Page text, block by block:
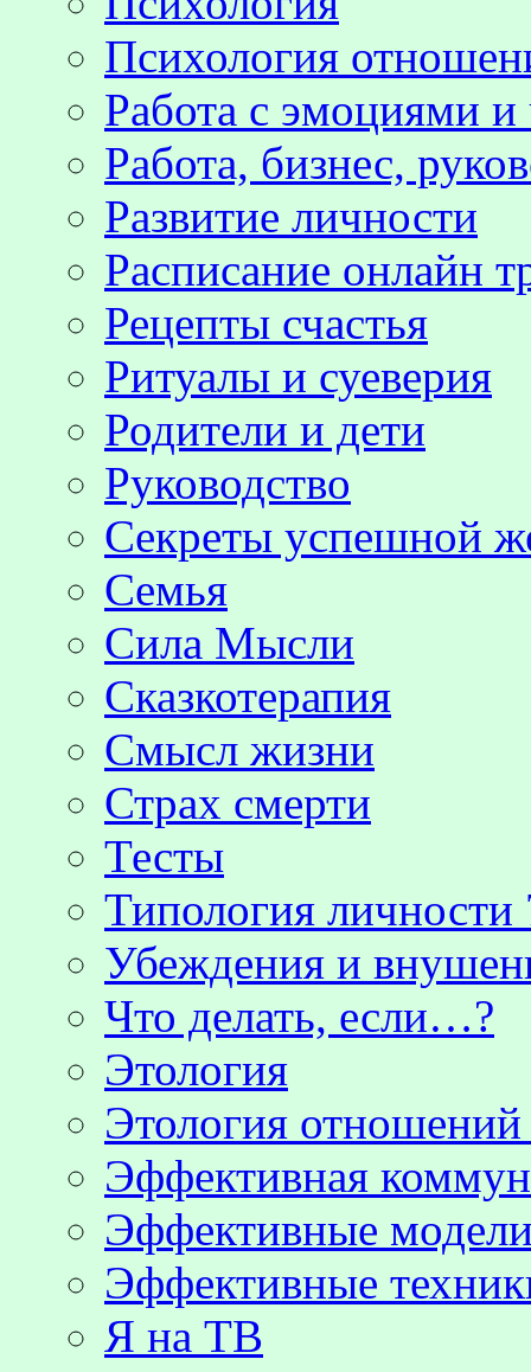
Психология
Работа с эмоциями и
Работа, бизнес,
Развитие личности
Расписание онлайн
Рецепты счастья
Ритуалы и суеверия
Родители и дети
Руководство
Секреты успешной
Семья
Сила Мысли
Сказкотерапия
Смысл жизни
Страх смерти
Тесты
Типология личности
Убеждения и
Что делать, если…?
Этология
Этология
Эффективная
Эффективные
Эффективные
Я на ТВ